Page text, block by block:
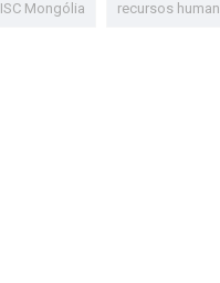
ISC Mongólia recursos